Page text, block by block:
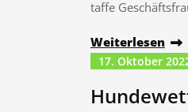
taffe
Weiterlesen
17. Oktober